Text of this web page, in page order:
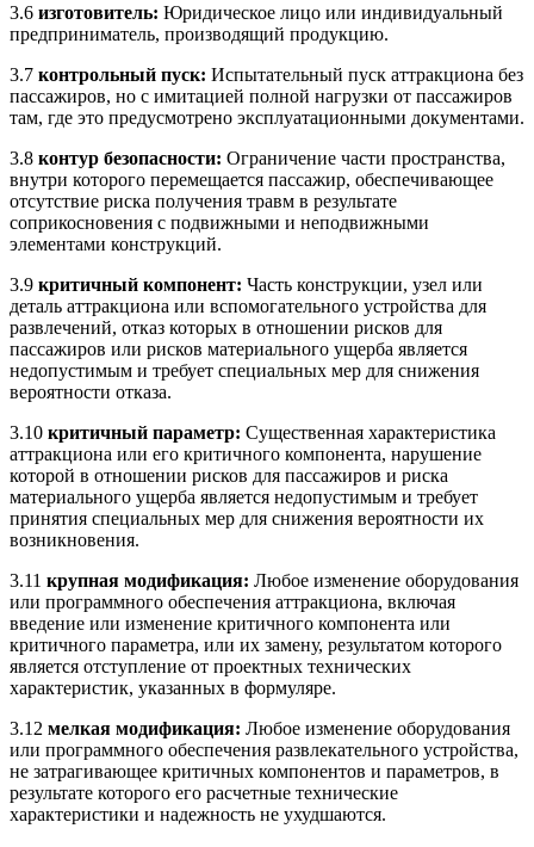
3.6 изготовитель: Юридическое лицо или индивидуальный
предприниматель, производящий продукцию.
3.7 контрольный пуск: Испытательный пуск аттракциона без
пассажиров, но с имитацией полной нагрузки от пассажиров
там, где это предусмотрено эксплуатационными документами.
3.8 контур безопасности: Ограничение части пространства,
внутри которого перемещается пассажир, обеспечивающее
отсутствие риска получения травм в результате
соприкосновения с подвижными и неподвижными
элементами конструкций.
3.9 критичный компонент: Часть конструкции, узел или
деталь аттракциона или вспомогательного устройства для
развлечений, отказ которых в отношении рисков для
пассажиров или рисков материального ущерба является
недопустимым и требует специальных мер для снижения
вероятности отказа.
3.10 критичный параметр: Существенная характеристика
аттракциона или его критичного компонента, нарушение
которой в отношении рисков для пассажиров и риска
материального ущерба является недопустимым и требует
принятия специальных мер для снижения вероятности их
возникновения.
3.11 крупная модификация: Любое изменение оборудования
или программного обеспечения аттракциона, включая
введение или изменение критичного компонента или
критичного параметра, или их замену, результатом которого
является отступление от проектных технических
характеристик, указанных в формуляре.
3.12 мелкая модификация: Любое изменение оборудования
или программного обеспечения развлекательного устройства,
не затрагивающее критичных компонентов и параметров, в
результате которого его расчетные технические
характеристики и надежность не ухудшаются.